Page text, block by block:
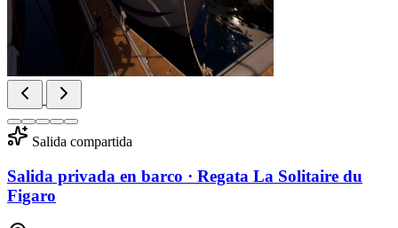
Salida compartida
Salida privada en barco · Regata La Solitaire du
Figaro